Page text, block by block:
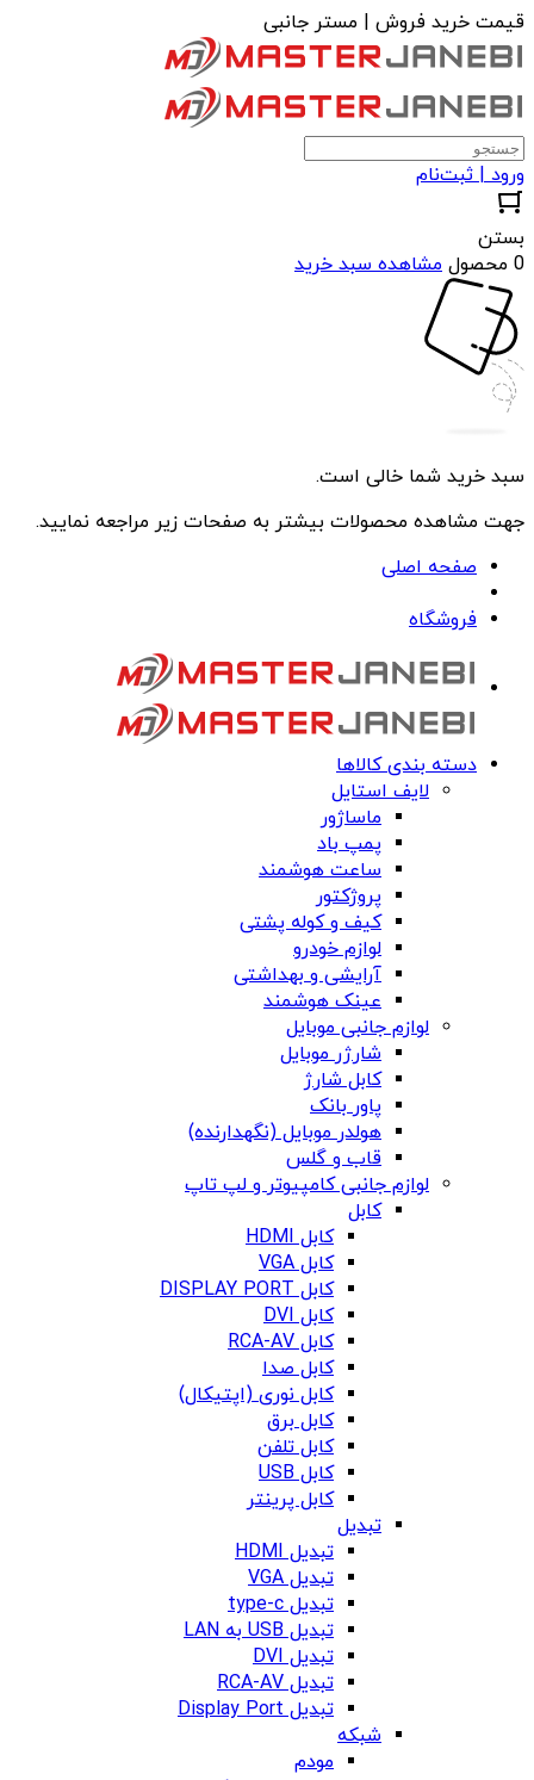
قیمت خرید فروش | مستر جانبی
ورود | ثبت‌نام
بستن
0 محصول
مشاهده سبد خرید
سبد خرید شما خالی است.
جهت مشاهده محصولات بیشتر به صفحات زیر مراجعه نمایید.
صفحه اصلی
فروشگاه
دسته بندی کالاها
لایف استایل
ماساژور
پمپ باد
ساعت هوشمند
پروژکتور
کیف و کوله پشتی
لوازم خودرو
آرایشی و بهداشتی
عینک هوشمند
لوازم جانبی موبایل
شارژر موبایل
کابل شارژ
پاور بانک
هولدر موبایل (نگهدارنده)
قاب و گلس
لوازم جانبی کامپیوتر و لپ تاپ
کابل
کابل HDMI
کابل VGA
کابل DISPLAY PORT
کابل DVI
کابل RCA-AV
کابل صدا
کابل نوری (اپتیکال)
کابل برق
کابل تلفن
کابل USB
کابل پرینتر
تبدیل
تبدیل HDMI
تبدیل VGA
تبدیل type-c
تبدیل USB به LAN
تبدیل DVI
تبدیل RCA-AV
تبدیل Display Port
شبکه
مودم